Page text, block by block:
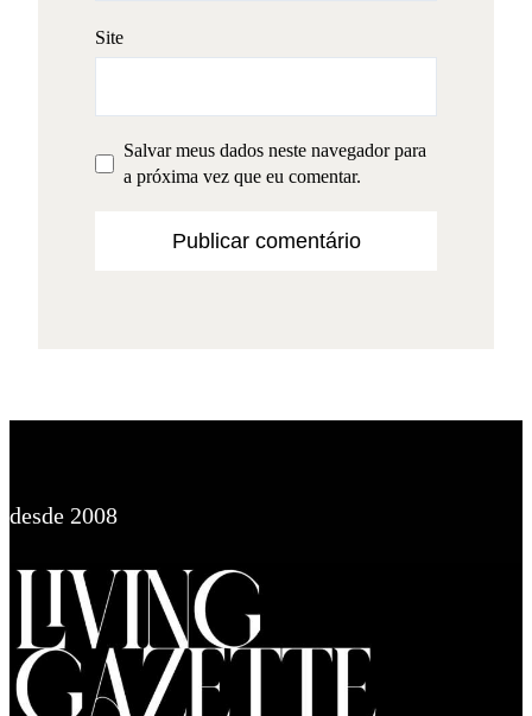
Site
Salvar meus dados neste navegador para
a próxima vez que eu comentar.
desde 2008